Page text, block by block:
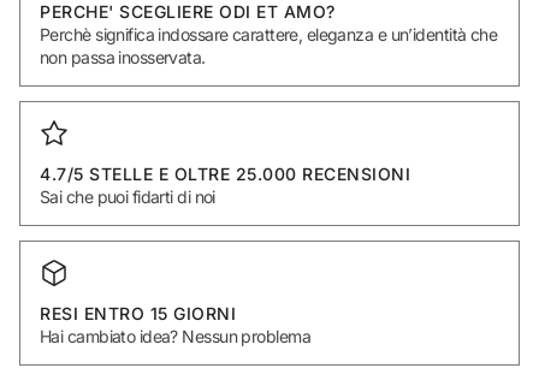
PERCHE' SCEGLIERE ODI ET AMO?
Perchè significa indossare carattere, eleganza e un’identità che
non passa inosservata.
4.7/5 STELLE E OLTRE 25.000 RECENSIONI
Sai che puoi fidarti di noi
RESI ENTRO 15 GIORNI
Hai cambiato idea? Nessun problema